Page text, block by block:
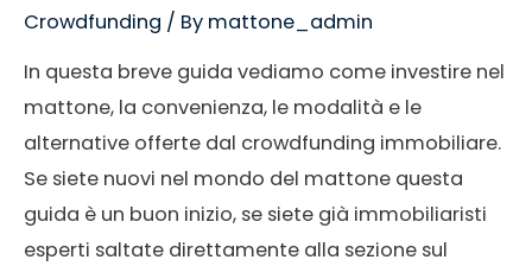
Crowdfunding / By mattone_admin
In questa breve guida vediamo come investire nel
mattone, la convenienza, le modalità e le
alternative offerte dal crowdfunding immobiliare.
Se siete nuovi nel mondo del mattone questa
guida è un buon inizio, se siete già immobiliaristi
esperti saltate direttamente alla sezione sul